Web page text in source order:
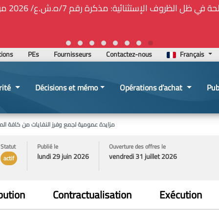
المركزيّة لدى هيئة الشراء العام... الخ. (المادة 109 : الشفافية)
PEs Fournisseurs Contactez-nous Français
Décisions et mémo Opérations d’achat
مزايدة عمومية لجمع وفرز النفايات من كافة المكلفين
Statut
actif
Publié le
lundi 29 juin 2026
Ouverture des offres le
vendredi 31 juillet 2026
Contractualisation Exécution